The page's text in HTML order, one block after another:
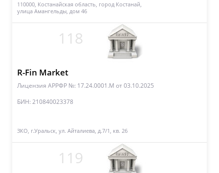
110000, Костанайская область, город Костанай,
улица Амангельды, дом 46
118
R-Fin Market
Лицензия АРРФР №: 17.24.0001.М от 03.10.2025
БИН: 210840023378
ЗКО, г.Уральск, ул. Айталиева, д.7/1, кв. 26
119